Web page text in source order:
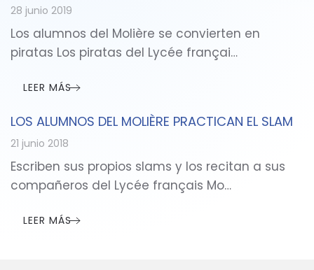
28 junio 2019
Los alumnos del Molière se convierten en
piratas Los piratas del Lycée françai…
LEER MÁS
LOS ALUMNOS DEL MOLIÈRE PRACTICAN EL SLAM
21 junio 2018
Escriben sus propios slams y los recitan a sus
compañeros del Lycée français Mo…
LEER MÁS